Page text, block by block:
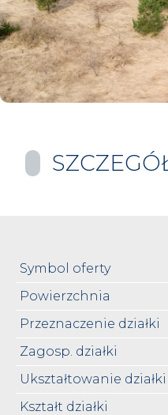
Symbol oferty
Powierzchnia
Przeznaczenie działki
Zagosp. działki
Ukształtowanie działki
Kształt działki